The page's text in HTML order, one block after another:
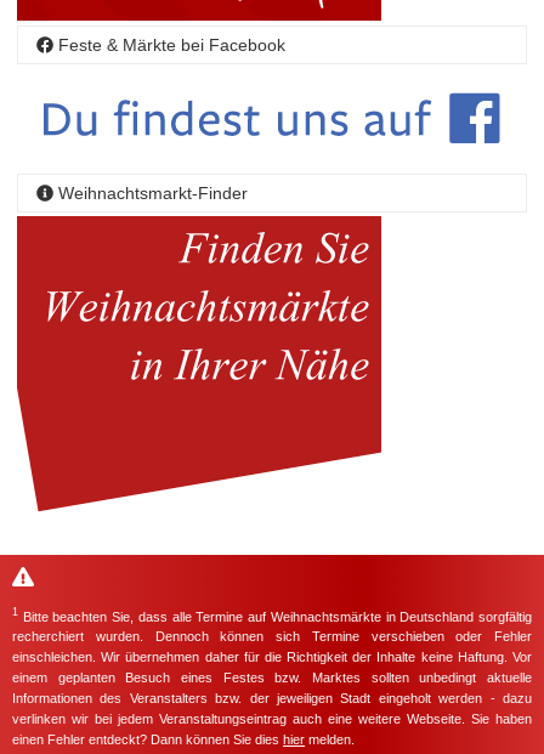
Feste & Märkte bei Facebook
Weihnachtsmarkt-Finder
1
Bitte beachten Sie, dass alle Termine auf Weihnachtsmärkte in Deutschland sorgfältig
recherchiert wurden. Dennoch können sich Termine verschieben oder Fehler
einschleichen. Wir übernehmen daher für die Richtigkeit der Inhalte keine Haftung. Vor
einem geplanten Besuch eines Festes bzw. Marktes sollten unbedingt aktuelle
Informationen des Veranstalters bzw. der jeweiligen Stadt eingeholt werden - dazu
verlinken wir bei jedem Veranstaltungseintrag auch eine weitere Webseite. Sie haben
einen Fehler entdeckt? Dann können Sie dies hier melden.